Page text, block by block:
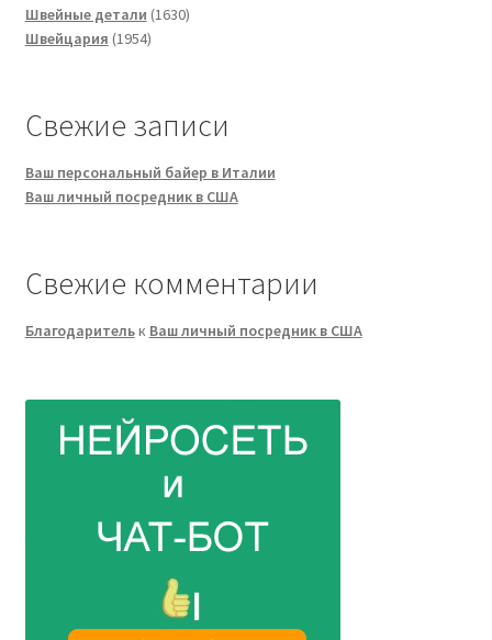
товара
Швейные детали 16301630
Швейцария 19541954
Свежие записи
Ваш персональный байер в Италии
Ваш личный посредник в США
Свежие комментарии
Благодарительк Ваш личный посредник в США